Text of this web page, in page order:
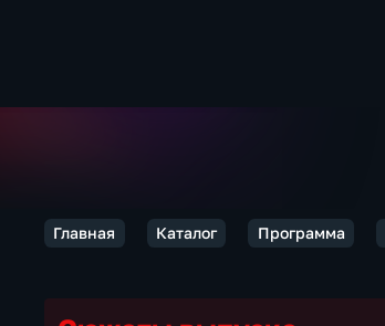
Главная Каталог Программа